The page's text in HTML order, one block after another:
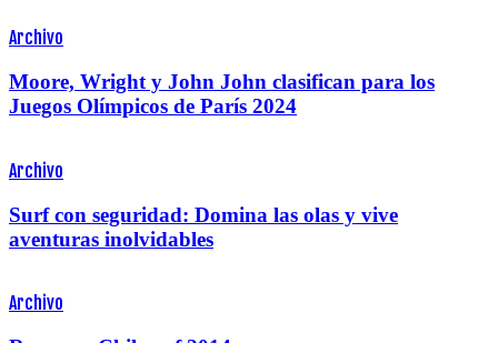
Archivo
Moore, Wright y John John clasifican para los
Juegos Olímpicos de París 2024
Archivo
Surf con seguridad: Domina las olas y vive
aventuras inolvidables
Archivo